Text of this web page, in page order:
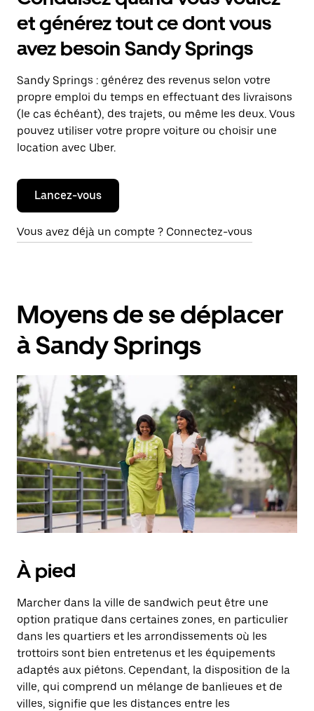
et générez tout ce dont vous
avez besoin Sandy Springs
Sandy Springs : générez des revenus selon votre
propre emploi du temps en effectuant des livraisons
(le cas échéant), des trajets, ou même les deux. Vous
pouvez utiliser votre propre voiture ou choisir une
location avec Uber.
Lancez-vous
Vous avez déjà un compte ? Connectez-vous
Moyens de se déplacer
à Sandy Springs
À pied
Marcher dans la ville de sandwich peut être une
option pratique dans certaines zones, en particulier
dans les quartiers et les arrondissements où les
trottoirs sont bien entretenus et les équipements
adaptés aux piétons. Cependant, la disposition de la
ville, qui comprend un mélange de banlieues et de
villes, signifie que les distances entre les